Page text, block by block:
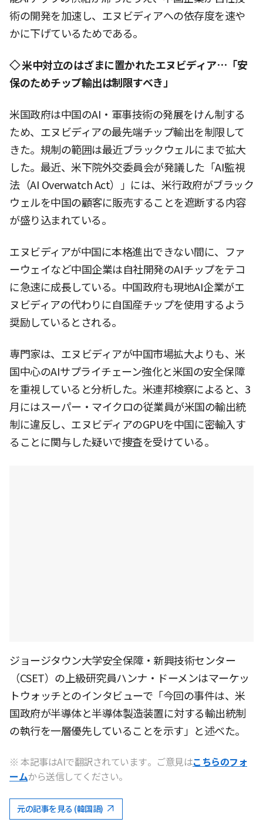
術の開発を加速し、エヌビディアへの依存度を速や
かに下げているためである。
◇ 米中対立のはざまに置かれたエヌビディア…「安
保のためチップ輸出は制限すべき」
米国政府は中国のAI・軍事技術の発展をけん制する
ため、エヌビディアの最先端チップ輸出を制限して
きた。規制の範囲は最近ブラックウェルにまで拡大
した。最近、米下院外交委員会が発議した「AI監視
法（AI Overwatch Act）」には、米行政府がブラック
ウェルを中国の顧客に販売することを遮断する内容
が盛り込まれている。
エヌビディアが中国に本格進出できない間に、ファ
ーウェイなど中国企業は自社開発のAIチップをテコ
に急速に成長している。中国政府も現地AI企業がエ
ヌビディアの代わりに自国産チップを使用するよう
奨励しているとされる。
専門家は、エヌビディアが中国市場拡大よりも、米
国中心のAIサプライチェーン強化と米国の安全保障
を重視していると分析した。米連邦検察によると、3
月にはスーパー・マイクロの従業員が米国の輸出統
制に違反し、エヌビディアのGPUを中国に密輸入す
ることに関与した疑いで捜査を受けている。
ジョージタウン大学安全保障・新興技術センター
（CSET）の上級研究員ハンナ・ドーメンはマーケッ
トウォッチとのインタビューで「今回の事件は、米
国政府が半導体と半導体製造装置に対する輸出統制
の執行を一層優先していることを示す」と述べた。
※ 本記事はAIで翻訳されています。ご意見はこちらのフォ
ームから送信してください。
元の記事を見る (韓国語)